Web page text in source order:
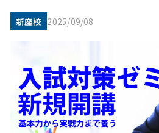
新座校 2025/09/08